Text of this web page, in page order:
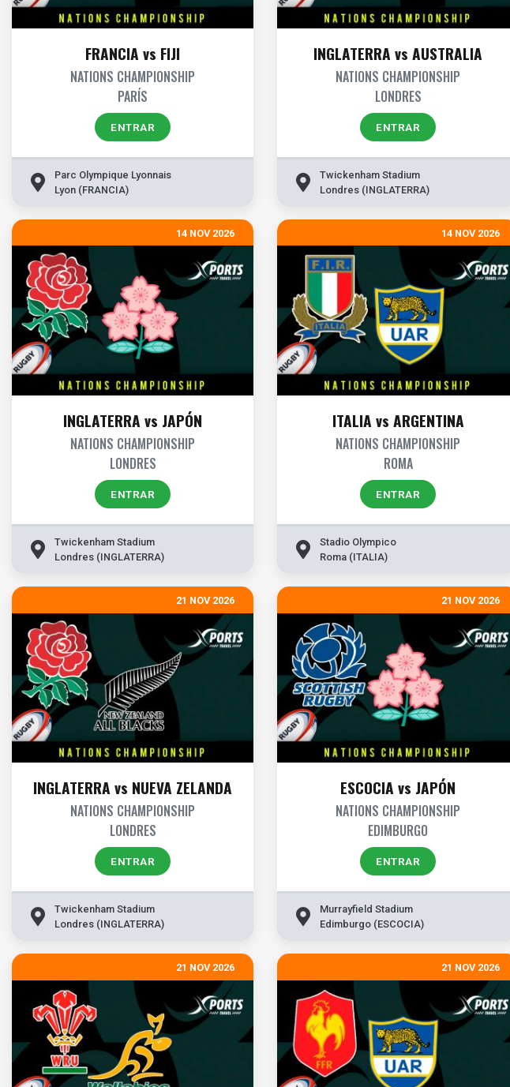
FRANCIA vs FIJI
NATIONS CHAMPIONSHIP
PARÍS
ENTRAR
Parc Olympique Lyonnais
Lyon (FRANCIA)
INGLATERRA vs AUSTRALIA
NATIONS CHAMPIONSHIP
LONDRES
ENTRAR
Twickenham Stadium
Londres (INGLATERRA)
14 NOV 2026
INGLATERRA vs JAPÓN
NATIONS CHAMPIONSHIP
LONDRES
ENTRAR
Twickenham Stadium
Londres (INGLATERRA)
14 NOV 2026
ITALIA vs ARGENTINA
NATIONS CHAMPIONSHIP
ROMA
ENTRAR
Stadio Olympico
Roma (ITALIA)
21 NOV 2026
INGLATERRA vs NUEVA ZELANDA
NATIONS CHAMPIONSHIP
LONDRES
ENTRAR
Twickenham Stadium
Londres (INGLATERRA)
21 NOV 2026
ESCOCIA vs JAPÓN
NATIONS CHAMPIONSHIP
EDIMBURGO
ENTRAR
Murrayfield Stadium
Edimburgo (ESCOCIA)
21 NOV 2026 21 NOV 2026